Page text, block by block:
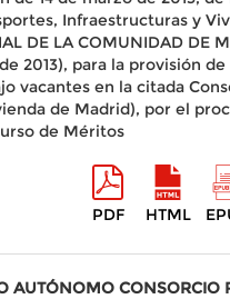
Infraestructuras y
DE LA COMUNIDAD DE
2013), para la provisión
vacantes en la citada
de Madrid), por el
de Méritos
PDF HTML
AUTÓNOMO CONSORCIO